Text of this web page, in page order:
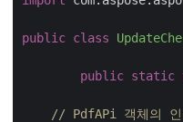
public class
public static
// PdfAPi 객체의 인